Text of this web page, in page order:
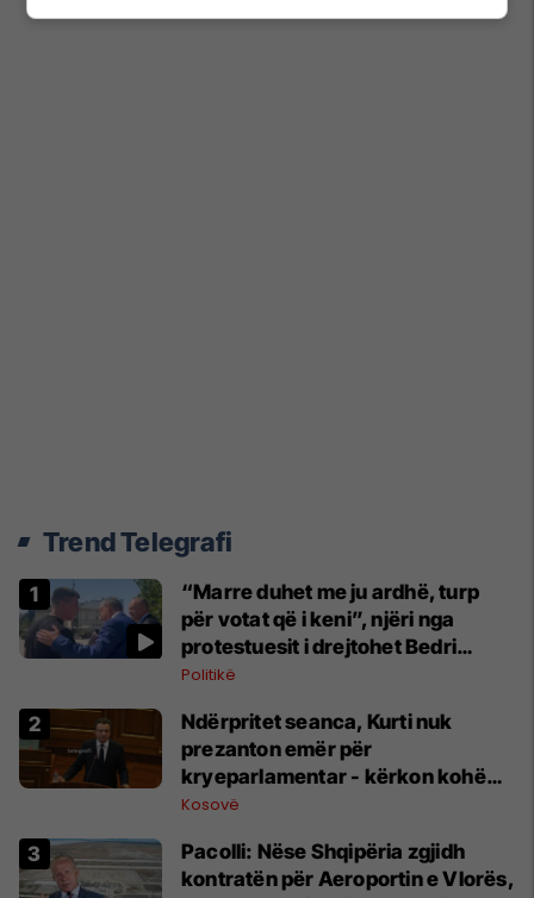
Trend Telegrafi
“Marre duhet me ju ardhë, turp
për votat që i keni”, njëri nga
protestuesit i drejtohet Bedri
Hamzës
Politikë
Ndërpritet seanca, Kurti nuk
prezanton emër për
kryeparlamentar - kërkon kohë
shtesë për marrëveshje politike
Kosovë
Pacolli: Nëse Shqipëria zgjidh
kontratën për Aeroportin e Vlorës,